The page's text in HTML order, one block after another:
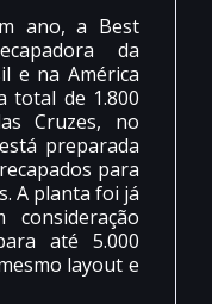
ano, a Best
da
e na América
total de 1.800
Cruzes, no
preparada
para
A planta foi já
até 5.000
layout e